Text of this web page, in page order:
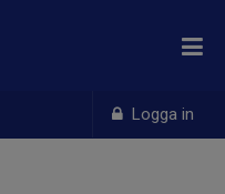
Logga in